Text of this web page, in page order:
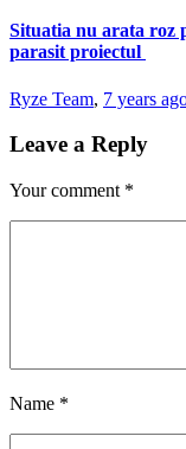
Situatia nu arata roz
parasit proiectul
Ryze Team, 7 years
Leave a Reply
Your comment *
Name *